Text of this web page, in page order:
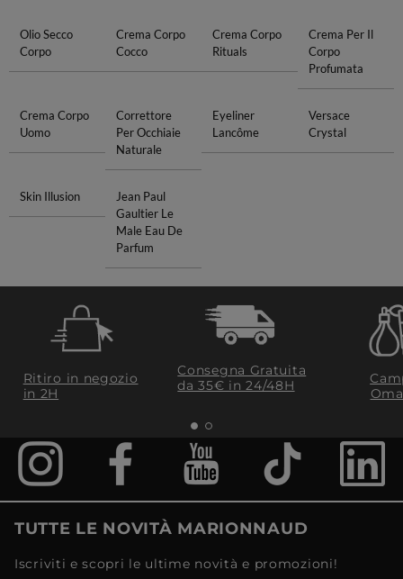
Olio Secco
Corpo
Crema Corpo
Cocco
Crema Corpo
Rituals
Crema Per Il
Corpo
Profumata
Crema Corpo
Uomo
Correttore
Per Occhiaie
Naturale
Eyeliner
Lancôme
Versace
Crystal
Skin Illusion
Jean Paul
Gaultier Le
Male Eau De
Parfum
Ritiro in negozio
in 2H
Consegna Gratuita
da 35€​ in 24/48H
TUTTE LE NOVITÀ MARIONNAUD
Iscriviti e scopri le ultime novità e promozioni!